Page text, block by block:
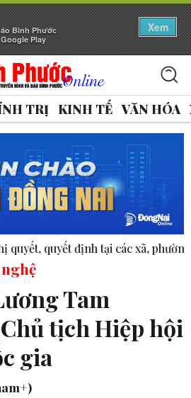
Bình Phước
Play
Xem
TRỊ KINH TẾ VĂN HÓA
các xã, phường. ASEAN thúc
Tam
tịch Hiệp hội
gia